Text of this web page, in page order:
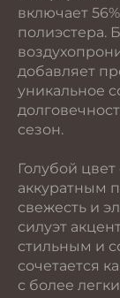
включает
полиэстера.
добавляет
уникальное
сезон.
Голубой
аккуратным
свежесть и
силуэт
стильным и
сочетается
с более